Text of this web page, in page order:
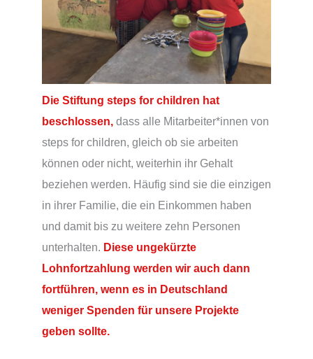
Die Stiftung steps for children hat
beschlossen, dass alle Mitarbeiter*innen von
steps for children, gleich ob sie arbeiten
können oder nicht, weiterhin ihr Gehalt
beziehen werden. Häufig sind sie die einzigen
in ihrer Familie, die ein Einkommen haben
und damit bis zu weitere zehn Personen
unterhalten. Diese ungekürzte
Lohnfortzahlung werden wir auch dann
fortführen, wenn es in Deutschland
weniger Spenden für unsere Projekte
geben sollte.